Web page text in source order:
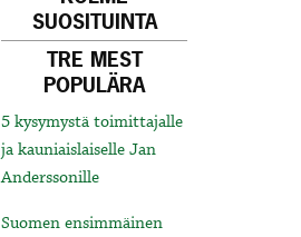
SUOSITUINTA
TRE MEST
POPULÄRA
5 kysymystä toimittajalle
ja kauniaislaiselle Jan
Anderssonille
Suomen ensimmäinen